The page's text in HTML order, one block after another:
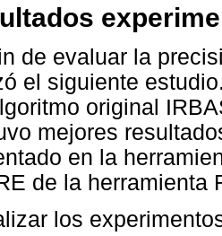
de evaluar la
el siguiente
original
mejores
en la
de la herramienta
los